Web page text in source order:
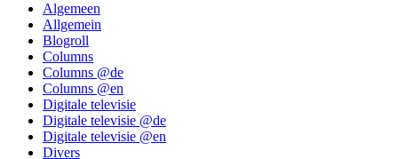
Algemeen
Allgemein
Blogroll
Columns
Columns @de
Columns @en
Digitale televisie
Digitale televisie @de
Digitale televisie @en
Divers